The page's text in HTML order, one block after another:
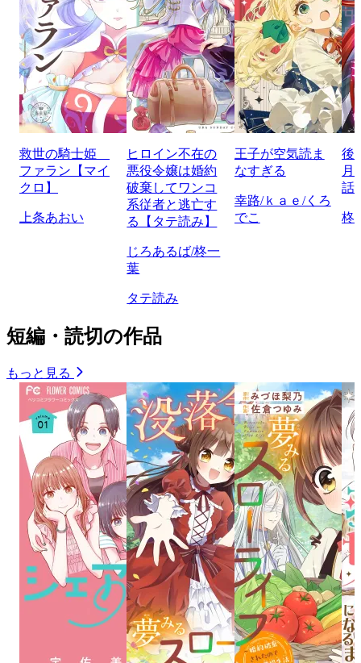
救世の騎士姫
ファラン【マイ
クロ】
上条あおい
ヒロイン不在の
悪役令嬢は婚約
破棄してワンコ
系従者と逃亡す
る【タテ読み】
じろあるば/柊一
葉
タテ読み
王子が空気読ま
なすぎる
幸路/ｋａｅ/くろ
でこ
後
月
話
柊
短編・読切の作品
もっと見る